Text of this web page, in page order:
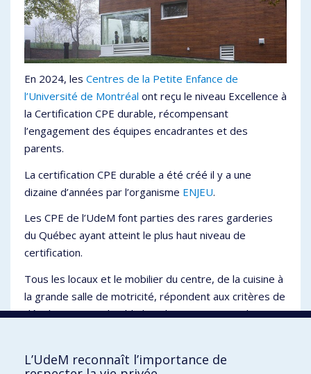
En 2024, les Centres de la Petite Enfance de
l’Université de Montréal ont reçu le niveau Excellence à
la Certification CPE durable, récompensant
l’engagement des équipes encadrantes et des
parents.
La certification CPE durable a été créé il y a une
dizaine d’années par l’organisme ENJEU.
Les CPE de l’UdeM font parties des rares garderies
du Québec ayant atteint le plus haut niveau de
certification.
Tous les locaux et le mobilier du centre, de la cuisine à
la grande salle de motricité, répondent aux critères de
développement durable les plus exigeants, incluant un
L’UdeM reconnaît l’importance de